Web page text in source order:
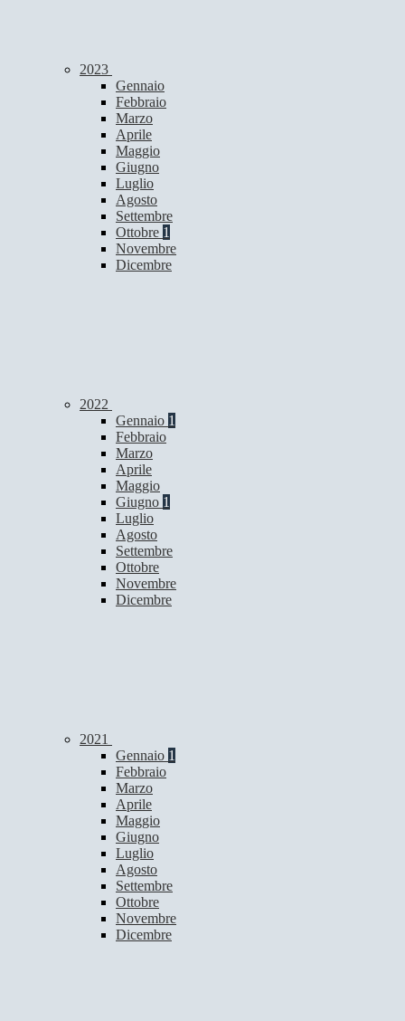
2023
Gennaio
Febbraio
Marzo
Aprile
Maggio
Giugno
Luglio
Agosto
Settembre
Ottobre 1
Novembre
Dicembre
2022
Gennaio 1
Febbraio
Marzo
Aprile
Maggio
Giugno 1
Luglio
Agosto
Settembre
Ottobre
Novembre
Dicembre
2021
Gennaio 1
Febbraio
Marzo
Aprile
Maggio
Giugno
Luglio
Agosto
Settembre
Ottobre
Novembre
Dicembre